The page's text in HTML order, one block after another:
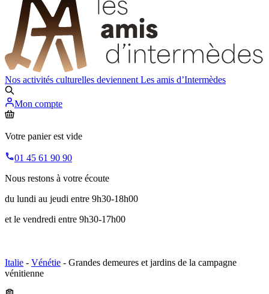
Nos activités culturelles deviennent Les amis d’Intermèdes
Mon compte
Votre panier est vide
01 45 61 90 90
Nous restons à votre écoute
du lundi au jeudi entre 9h30-18h00
et le vendredi entre 9h30-17h00
Italie - Vénétie - Grandes demeures et jardins de la campagne
vénitienne